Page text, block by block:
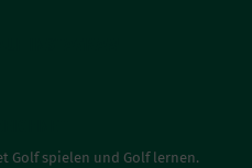
Golf spielen und Golf lernen.